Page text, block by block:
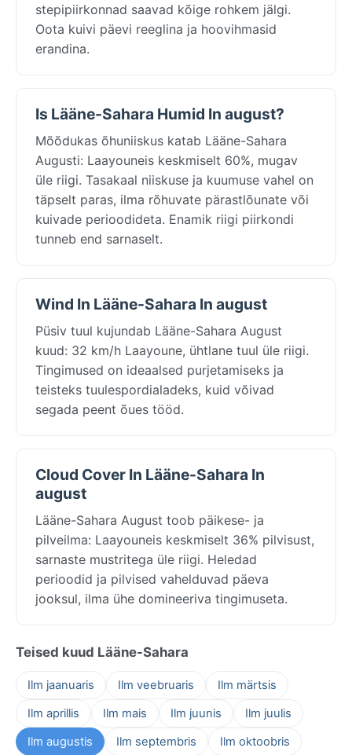
stepipiirkonnad saavad kõige rohkem jälgi.
Oota kuivi päevi reeglina ja hoovihmasid
erandina.
Is Lääne-Sahara Humid In august?
Mõõdukas õhuniiskus katab Lääne-Sahara
Augusti: Laayouneis keskmiselt 60%, mugav
üle riigi. Tasakaal niiskuse ja kuumuse vahel on
täpselt paras, ilma rõhuvate pärastlõunate või
kuivade perioodideta. Enamik riigi piirkondi
tunneb end sarnaselt.
Wind In Lääne-Sahara In august
Püsiv tuul kujundab Lääne-Sahara August
kuud: 32 km/h Laayoune, ühtlane tuul üle riigi.
Tingimused on ideaalsed purjetamiseks ja
teisteks tuulespordialadeks, kuid võivad
segada peent õues tööd.
Cloud Cover In Lääne-Sahara In
august
Lääne-Sahara August toob päikese- ja
pilveilma: Laayouneis keskmiselt 36% pilvisust,
sarnaste mustritega üle riigi. Heledad
perioodid ja pilvised vahelduvad päeva
jooksul, ilma ühe domineeriva tingimuseta.
Teised kuud Lääne-Sahara
Ilm jaanuaris Ilm veebruaris
Ilm märtsis
Ilm aprillis
Ilm mais Ilm juunis
Ilm juulis
Ilm augustis
Ilm septembris
Ilm oktoobris